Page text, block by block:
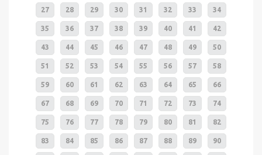
27 28 29 30 31 32 33 34
35 36 37 38 39 40 41 42
43 44 45 46 47 48 49 50
51 52 53 54 55 56 57 58
59 60 61 62 63 64 65 66
67 68 69 70 71 72 73 74
75 76 77 78 79 80 81 82
83 84 85 86 87 88 89 90